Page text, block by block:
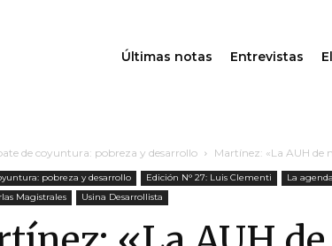
Últimas notas Entrevistas
de coyuntura: pobreza y desarrollo Martínez: «La AUH de
pobreza y desarrollo Edición N° 27: Luis Clementi La
Magistrales
Usina Desarrollista